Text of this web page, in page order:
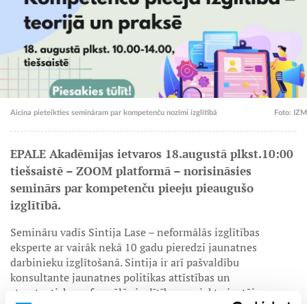
Aicina pieteikties semināram par kompetenču nozīmi izglītībā Foto: IZM
EPALE Akadēmijas ietvaros 18.augustā plkst.10:00
tiešsaistē – ZOOM platformā – norisināsies
seminārs par kompetenču pieeju pieaugušo
izglītībā.
Semināru vadīs Sintija Lase – neformālās izglītības
eksperte ar vairāk nekā 10 gadu pieredzi jaunatnes
darbinieku izglītošanā. Sintija ir arī pašvaldību
konsultante jaunatnes politikas attīstības un
starptautisku neformālās izglītības projektu jautājumos,